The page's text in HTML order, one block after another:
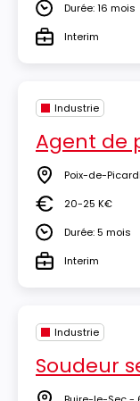
DuréeDurée: 16 mois
TypeInterim
Industrie
Agent de
Lieu Poix-de-
Salaire20-25 K€
DuréeDurée: 5 mois
TypeInterim
Industrie
Soudeur